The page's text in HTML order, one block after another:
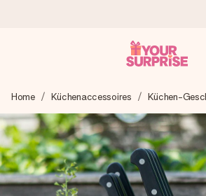
Wir bereiten dein Geschenk sorgfältig
blitzschnell – damit du es genau zum
überreichen kannst, wenn es am
4,8 (basierend auf +15.000
Home Küchenaccessoires Küchen-